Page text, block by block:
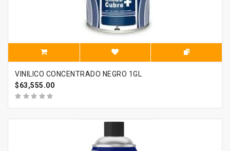
VINILICO CONCENTRADO NEGRO 1GL
$63,555.00